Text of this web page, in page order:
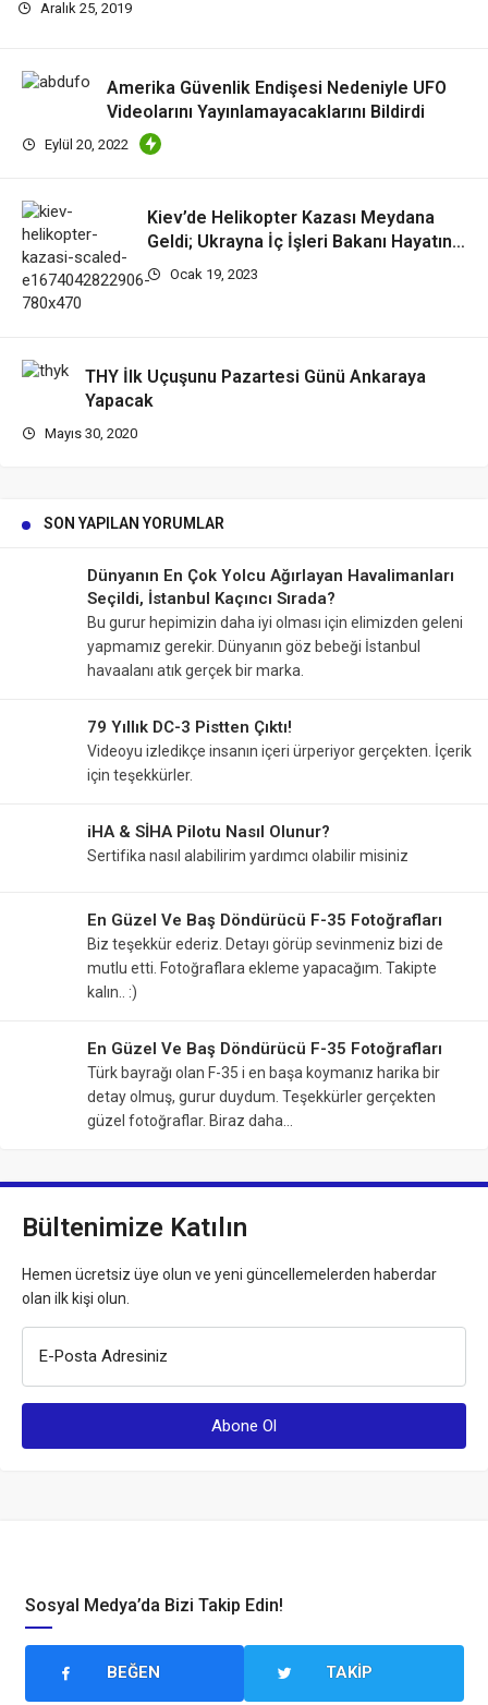
Aralık 25, 2019
Amerika Güvenlik Endişesi Nedeniyle UFO
Videolarını Yayınlamayacaklarını Bildirdi
Eylül 20, 2022
Kiev’de Helikopter Kazası Meydana
Geldi; Ukrayna İç İşleri Bakanı Hayatını
Kaybetti!
Ocak 19, 2023
THY İlk Uçuşunu Pazartesi Günü Ankaraya
Yapacak
Mayıs 30, 2020
SON YAPILAN YORUMLAR
Dünyanın En Çok Yolcu Ağırlayan Havalimanları
Seçildi, İstanbul Kaçıncı Sırada?
Bu gurur hepimizin daha iyi olması için elimizden geleni
yapmamız gerekir. Dünyanın göz bebeği İstanbul
havaalanı atık gerçek bir marka.
79 Yıllık DC-3 Pistten Çıktı!
Videoyu izledikçe insanın içeri ürperiyor gerçekten. İçerik
için teşekkürler.
iHA & SİHA Pilotu Nasıl Olunur?
Sertifika nasıl alabilirim yardımcı olabilir misiniz
En Güzel Ve Baş Döndürücü F-35 Fotoğrafları
Biz teşekkür ederiz. Detayı görüp sevinmeniz bizi de
mutlu etti. Fotoğraflara ekleme yapacağım. Takipte
kalın.. :)
En Güzel Ve Baş Döndürücü F-35 Fotoğrafları
Türk bayrağı olan F-35 i en başa koymanız harika bir
detay olmuş, gurur duydum. Teşekkürler gerçekten
güzel fotoğraflar. Biraz daha…
Bültenimize Katılın
Hemen ücretsiz üye olun ve yeni güncellemelerden haberdar
olan ilk kişi olun.
E-Posta Adresiniz
Sosyal Medya’da Bizi Takip Edin!
BEĞEN TAKIP